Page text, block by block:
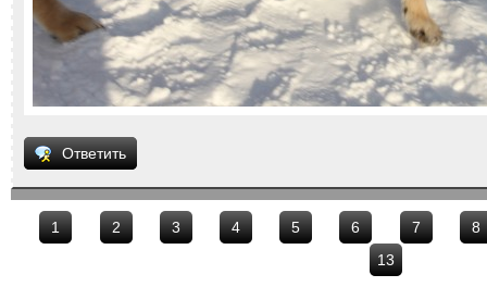
Ответить
1 2 3 4 5 6 7
8
13